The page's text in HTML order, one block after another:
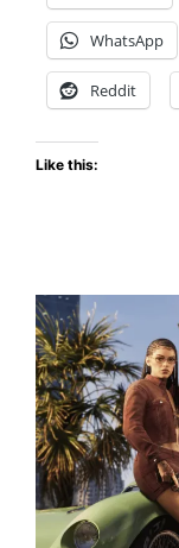
la
Temporada
con
el
evento
modos
de
juego
WhatsApp
Reddit
Like this: